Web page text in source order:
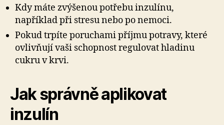
Kdy máte zvýšenou potřebu inzulínu,
například při stresu nebo po nemoci.
Pokud trpíte poruchami příjmu potravy, které
ovlivňují vaši schopnost regulovat hladinu
cukru v krvi.
Jak správně aplikovat
inzulín